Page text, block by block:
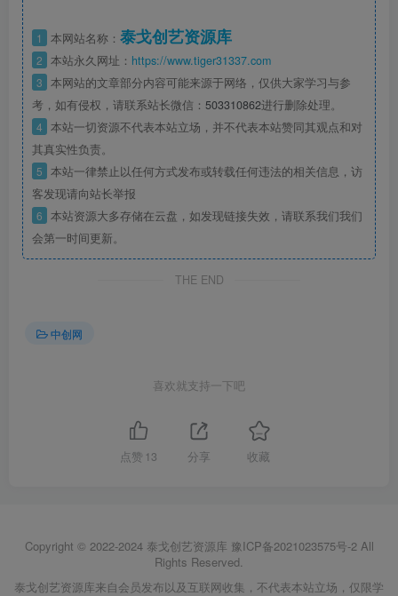
1 本网站名称： 泰戈创艺资源库
2 本站永久网址： https://www.tiger31337.com
3 本网站的文章部分内容可能来源于网络，仅供大家学习与参
考，如有侵权，请联系站长微信： 503310862进行删除处理。
4 本站一切资源不代表本站立场，并不代表本站赞同其观点和对
其真实性负责。
5 本站一律禁止以任何方式发布或转载任何违法的相关信息，访
客发现请向站长举报
6 本站资源大多存储在云盘，如发现链接失效，请联系我们我们
会第一时间更新。
THE END
中创网
喜欢就支持一下吧
点赞 13 分享 收藏
Copyright © 2022-2024 泰戈创艺资源库 豫ICP备2021023575号-2All
Rights Reserved.
泰戈创艺资源库来自会员发布以及互联网收集，不代表本站立场，仅限学